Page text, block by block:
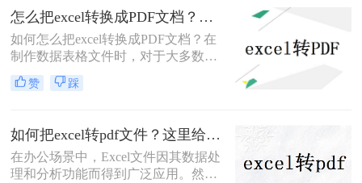
起来都与原样一致。本文将详细介绍
excel怎么转换成pdf，无论您是在
Windows还是Mac OS上操作，都能找
到适用的方法。
怎么把excel转换成PDF文档？这4种方法任你选择！
如何怎么把excel转换成PDF文档？在
制作数据表格文件时，对于大多数人
会选择使用Excel文档。然而，由于
Excel格式的低兼容性，在将Excel表
们可以在传输文件之前将Excel表格转
换为PDF文档。我们如何将excel转
PDF？让我们学习以下Excel转换PDF
赞 踩
如何把excel转pdf文件？这里给你分享这三种操作方法！
在办公场景中，Excel文件因其数据处
理和分析功能而得到广泛应用。然